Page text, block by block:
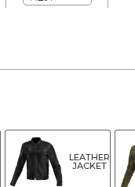
LEATHER
JACKET